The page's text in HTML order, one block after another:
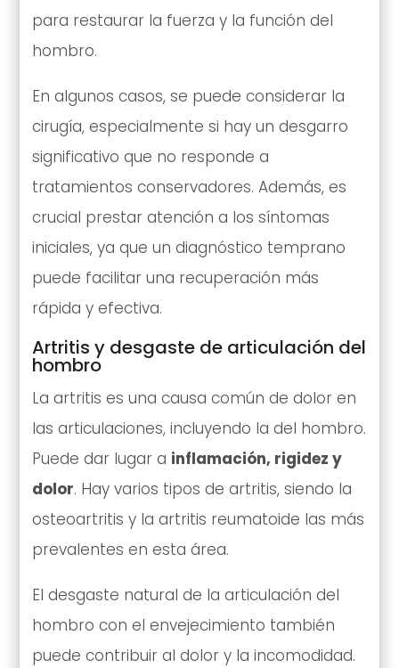
para restaurar la fuerza y la función del
hombro.
En algunos casos, se puede considerar la
cirugía, especialmente si hay un desgarro
significativo que no responde a
tratamientos conservadores. Además, es
crucial prestar atención a los síntomas
iniciales, ya que un diagnóstico temprano
puede facilitar una recuperación más
rápida y efectiva.
Artritis y desgaste de articulación del
hombro
La artritis es una causa común de dolor en
las articulaciones, incluyendo la del hombro.
Puede dar lugar a inflamación, rigidez y
dolor. Hay varios tipos de artritis, siendo la
osteoartritis y la artritis reumatoide las más
prevalentes en esta área.
El desgaste natural de la articulación del
hombro con el envejecimiento también
puede contribuir al dolor y la incomodidad.